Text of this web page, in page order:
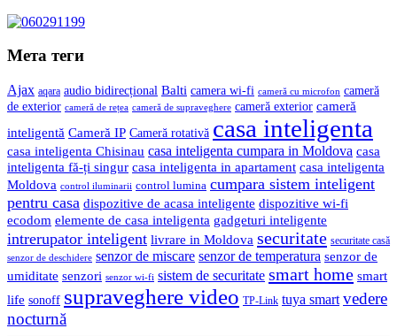
Мета теги
Ajax aqara audio bidirecțional Balti camera wi-fi cameră cu microfon cameră
de exterior cameră de rețea cameră de supraveghere cameră exterior cameră
inteligentă Cameră IP Cameră rotativă casa inteligenta
casa inteligenta Chisinau casa inteligenta cumpara in Moldova casa
inteligenta fă-ți singur casa inteligenta in apartament casa inteligenta
Moldova control iluminarii control lumina cumpara sistem inteligent
pentru casa dispozitive de acasa inteligente dispozitive wi-fi
ecodom elemente de casa inteligenta gadgeturi inteligente
intrerupator inteligent livrare in Moldova securitate securitate casă
senzor de deschidere senzor de miscare senzor de temperatura senzor de
umiditate senzori senzor wi-fi sistem de securitate smart home smart
life sonoff supraveghere video TP-Link tuya smart vedere
nocturnă